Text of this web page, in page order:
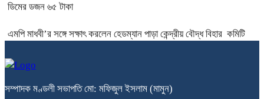
ডিমের ডজন ৬৫ টাকা
এমপি মাধবী’র সঙ্গে সক্ষাৎ করলেন হেডম্যান পাড়া কেন্দ্রীয় বৌদ্ধ বিহার কমিটি
সম্পাদক মণ্ডলী সভাপতি মো: মফিজুল ইসলাম (মামুন)